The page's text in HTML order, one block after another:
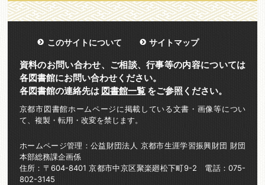
このサイトについて サイトマップ
資料のお問い合わせ、ご相談、行事等の内容については
各図書館にお問い合わせください。
各図書館の連絡先は 図書館一覧をご参照ください。
京都市図書館ホームページに掲載している文書・画像等につい
て、複製・転用・改変を禁じます。
ホームページ管理：公益財団法人 京都市生涯学習振興財団 財団
本部総務課企画係
住所：〒604-8401 京都市中京区聚楽廻松下町9-2 電話：075-
802-3145